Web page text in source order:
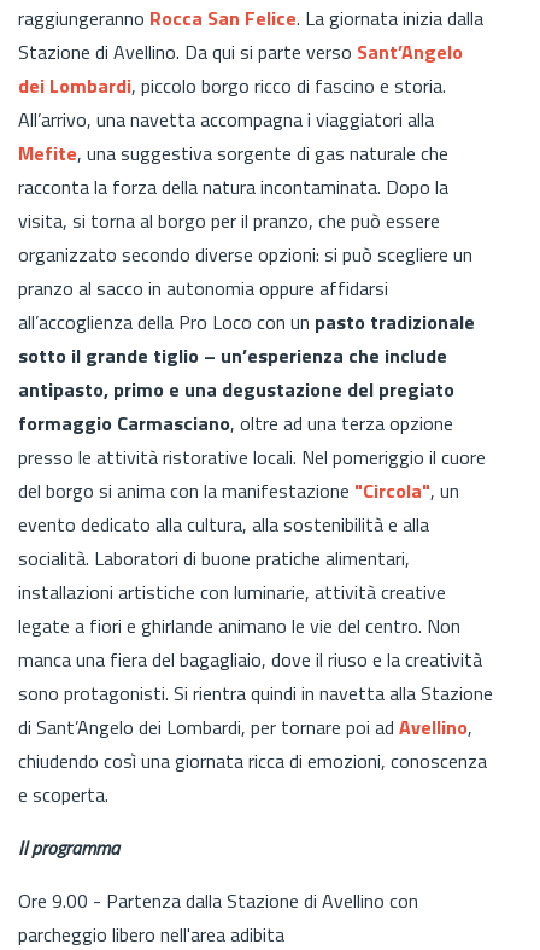
raggiungeranno Rocca San Felice. La giornata inizia dalla
Stazione di Avellino. Da qui si parte verso Sant’Angelo
dei Lombardi, piccolo borgo ricco di fascino e storia.
All’arrivo, una navetta accompagna i viaggiatori alla
Mefite, una suggestiva sorgente di gas naturale che
racconta la forza della natura incontaminata. Dopo la
visita, si torna al borgo per il pranzo, che può essere
organizzato secondo diverse opzioni: si può scegliere un
pranzo al sacco in autonomia oppure affidarsi
all’accoglienza della Pro Loco con un pasto tradizionale
sotto il grande tiglio – un’esperienza che include
antipasto, primo e una degustazione del pregiato
formaggio Carmasciano, oltre ad una terza opzione
presso le attività ristorative locali. Nel pomeriggio il cuore
del borgo si anima con la manifestazione "Circola", un
evento dedicato alla cultura, alla sostenibilità e alla
socialità. Laboratori di buone pratiche alimentari,
installazioni artistiche con luminarie, attività creative
legate a fiori e ghirlande animano le vie del centro. Non
manca una fiera del bagagliaio, dove il riuso e la creatività
sono protagonisti. Si rientra quindi in navetta alla Stazione
di Sant’Angelo dei Lombardi, per tornare poi ad Avellino,
chiudendo così una giornata ricca di emozioni, conoscenza
e scoperta.
Il programma
Ore 9.00 - Partenza dalla Stazione di Avellino con
parcheggio libero nell'area adibita